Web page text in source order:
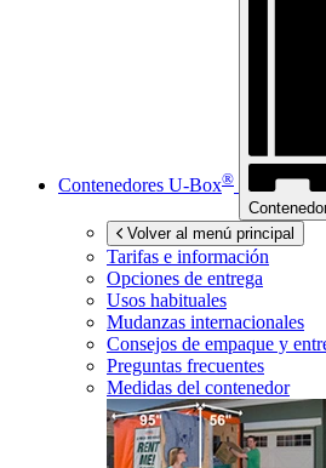
Contenedores U-Box®
Volver al menú principal
Tarifas e información
Opciones de entrega
Usos habituales
Mudanzas internacionales
Consejos de empaque y
Preguntas frecuentes
Medidas del contenedor